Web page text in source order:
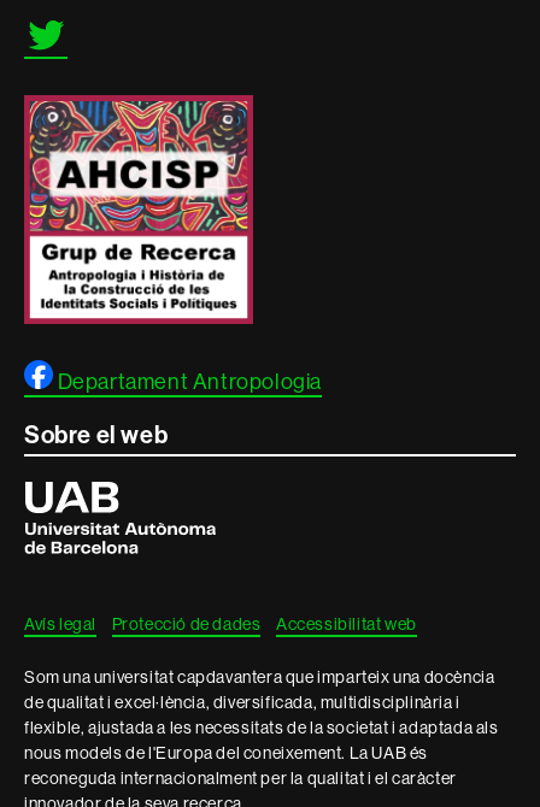
legalTwitter
Departament Antropologia
Sobre el web
Universitat
Autònoma
de
Barcelona
Avís legal Protecció de dades Accessibilitat web
Som una universitat capdavantera que imparteix una docència
de qualitat i excel·lència, diversificada, multidisciplinària i
flexible, ajustada a les necessitats de la societat i adaptada als
nous models de l'Europa del coneixement. La UAB és
reconeguda internacionalment per la qualitat i el caràcter